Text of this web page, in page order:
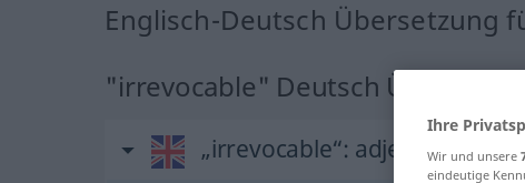
Englisch-Deutsch Übersetzung
"irrevocable" Deutsch
„irrevocable“: adjective
Ihre
Wir und unsere
eindeutige